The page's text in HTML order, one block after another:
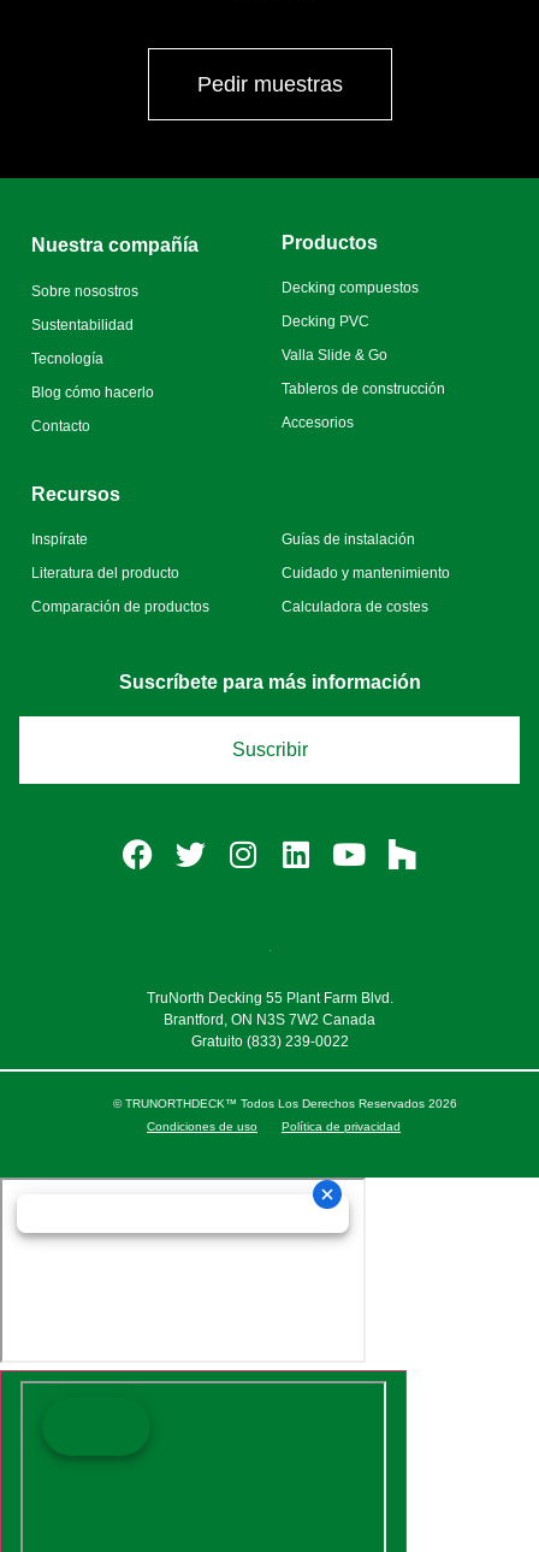
Pedir muestras
Nuestra compañía
Sobre nosostros
Sustentabilidad
Tecnología
Blog cómo hacerlo
Contacto
Productos
Decking compuestos
Decking PVC
Valla Slide & Go
Tableros de construcción
Accesorios
Recursos
Inspírate
Literatura del producto
Comparación de productos
Guías de instalación
Cuidado y mantenimiento
Calculadora de costes
Suscríbete para más información
Suscribir
TruNorth Decking 55 Plant Farm Blvd.
Brantford, ON N3S 7W2 Canada
Gratuito(833) 239-0022
© TRUNORTHDECK™ Todos Los Derechos Reservados 2026
Condiciones de uso
Política de privacidad